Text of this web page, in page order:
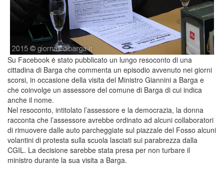
Su Facebook ė stato pubblicato un lungo resoconto di una
cittadina di Barga che commenta un episodio avvenuto nei giorni
scorsi, in occasione della visita del Ministro Giannini a Barga e
che coinvolge un assessore del comune di Barga di cui indica
anche il nome.
Nel resoconto, intitolato l’assessore e la democrazia, la donna
racconta che l’assessore avrebbe ordinato ad alcuni collaboratori
di rimuovere dalle auto parcheggiate sul piazzale del Fosso alcuni
volantini di protesta sulla scuola lasciati sui parabrezza dalla
CGIL. La decisione sarebbe stata presa per non turbare il
ministro durante la sua visita a Barga.